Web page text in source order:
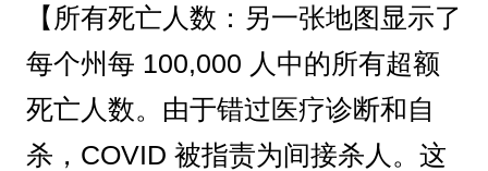
【所有死亡人数：另一张地图显示了
每个州每 100,000 人中的所有超额
死亡人数。由于错过医疗诊断和自
杀，COVID 被指责为间接杀人。这